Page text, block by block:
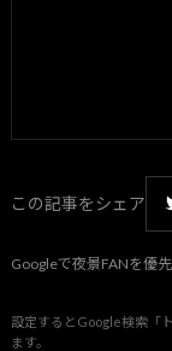
この記事をシェア
Googleで夜景FANを優
設定するとGoogle検索「
ます。